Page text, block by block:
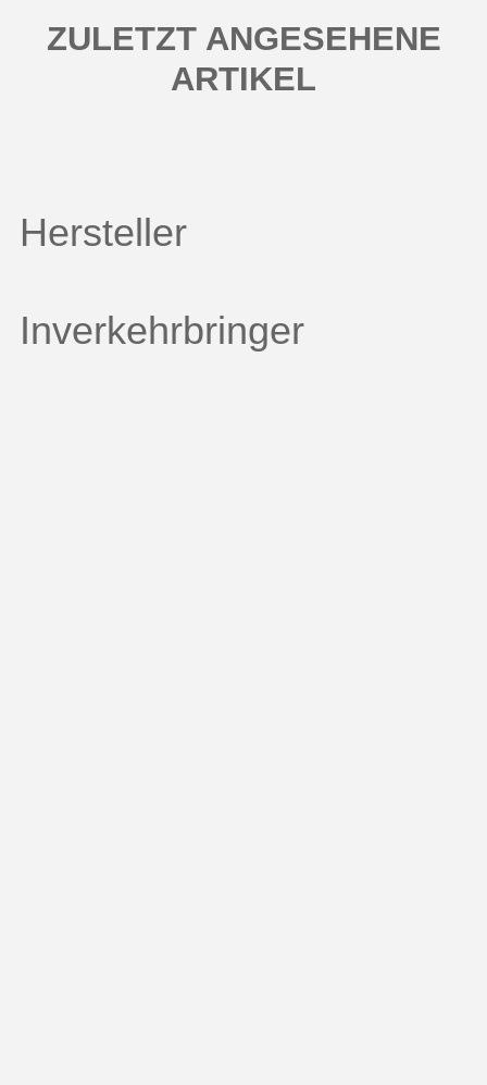
ZULETZT ANGESEHENE
ARTIKEL
Hersteller
Inverkehrbringer